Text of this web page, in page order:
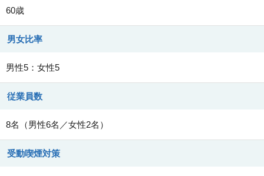
60歳
男女比率
男性5：女性5
従業員数
8名（男性6名／女性2名）
受動喫煙対策